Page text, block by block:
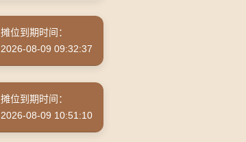
摊位到期时间：
2026-08-09 09:32:37
摊位到期时间：
2026-08-09 10:51:10